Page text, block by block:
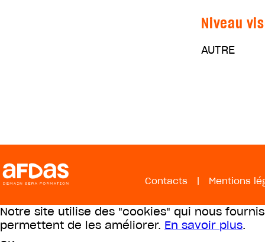
Niveau
AUTRE
Contacts | Mentions
Notre site utilise des "cookies" qui nous
permettent de les améliorer. En savoir plus.